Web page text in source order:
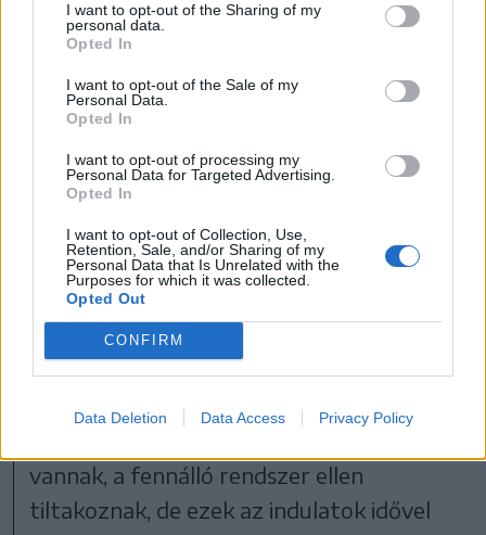
I want to opt-out of the Sharing of my
personal data.
Opted In
I want to opt-out of the Sale of my
Personal Data.
Opted In
I want to opt-out of processing my
Personal Data for Targeted Advertising.
Opted In
I want to opt-out of Collection, Use,
Retention, Sale, and/or Sharing of my
Personal Data that Is Unrelated with the
Purposes for which it was collected.
Opted Out
CONFIRM
Data Deletion Data Access Privacy Policy
hazafelé tartottak
Moldvába.
A községhez tartozó másik faluban,
Kézdimartonosban a 290-ből 60 voksolt
mondhat magáénak Simion, ám ott is a
lakosság negyede román. Ám ők sem
szavaztak egyöntetűen Simionra, aki
viszont a romák köréből is szerzett
támogatókat. Dimény Zoltán szerint
mindig lesznek olyanok, akiket nem lehet
vannak, a fennálló rendszer ellen
tiltakoznak, de ezek az indulatok idővel